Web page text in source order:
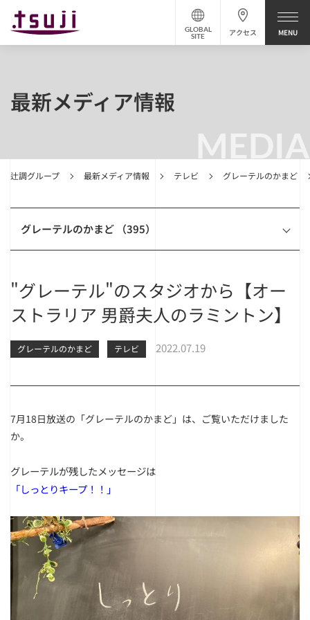
アクセス
GLOBAL
SITE
MEDIA
辻調グループ 最新メディア情報 テレビ グレーテルのかまど
最新メディア情報
グレーテルのかまど （395）
"グレーテル"のスタジオから【オー
ストラリア 男爵夫人のラミントン】
グレーテルのかまど テレビ 2022.07.19
7月18日放送の「グレーテルのかまど」は、ご覧いただけました
か。
グレーテルが残したメッセージは
「しっとりキープ！！」